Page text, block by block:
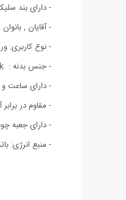
- دارای بند
- آقایان ,
- نوع کاربری:
- جنس بدنه : Tyvek , سیلیکون
- دارای ساعت و
- مقاوم در
- دارای جعبه
- منبع انرژی: